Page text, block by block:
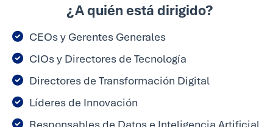
¿A quién está dirigido?
CEOs y Gerentes Generales
CIOs y Directores de Tecnología
Directores de Transformación Digital
Líderes de Innovación
Responsables de Datos e Inteligencia Artificial